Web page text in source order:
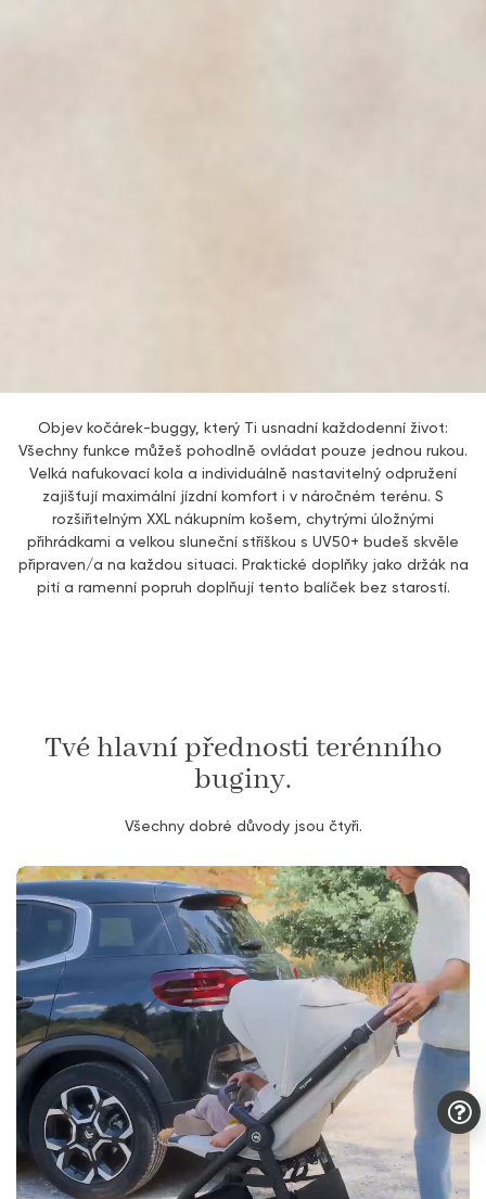
Objev kočárek-buggy, který Ti usnadní každodenní život:
Všechny funkce můžeš pohodlně ovládat pouze jednou rukou.
Velká nafukovací kola a individuálně nastavitelný odpružení
zajišťují maximální jízdní komfort i v náročném terénu. S
rozšiřitelným XXL nákupním košem, chytrými úložnými
přihrádkami a velkou sluneční stříškou s UV50+ budeš skvěle
připraven/a na každou situaci. Praktické doplňky jako držák na
pití a ramenní popruh doplňují tento balíček bez starostí.
Tvé hlavní přednosti terénního
buginy.
Všechny dobré důvody jsou čtyři.